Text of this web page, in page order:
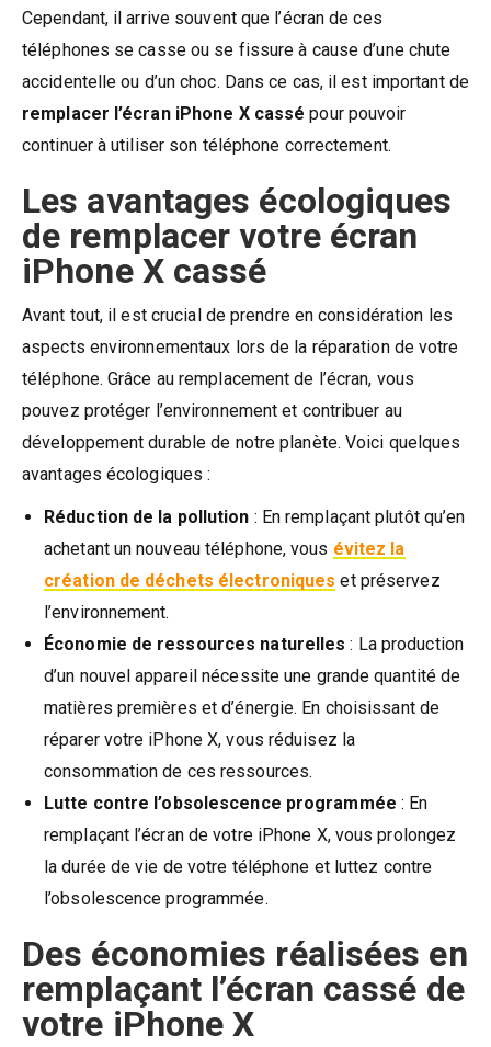
Cependant, il arrive souvent que l’écran de ces
téléphones se casse ou se fissure à cause d’une chute
accidentelle ou d’un choc. Dans ce cas, il est important de
remplacer l’écran iPhone X cassé pour pouvoir
continuer à utiliser son téléphone correctement.
Les avantages écologiques
de remplacer votre écran
iPhone X cassé
Avant tout, il est crucial de prendre en considération les
aspects environnementaux lors de la réparation de votre
téléphone. Grâce au remplacement de l’écran, vous
pouvez protéger l’environnement et contribuer au
développement durable de notre planète. Voici quelques
avantages écologiques :
Réduction de la pollution : En remplaçant plutôt qu’en
achetant un nouveau téléphone, vous évitez la
création de déchets électroniques et préservez
l’environnement.
Économie de ressources naturelles : La production
d’un nouvel appareil nécessite une grande quantité de
matières premières et d’énergie. En choisissant de
réparer votre iPhone X, vous réduisez la
consommation de ces ressources.
Lutte contre l’obsolescence programmée : En
remplaçant l’écran de votre iPhone X, vous prolongez
la durée de vie de votre téléphone et luttez contre
l’obsolescence programmée.
Des économies réalisées en
remplaçant l’écran cassé de
votre iPhone X